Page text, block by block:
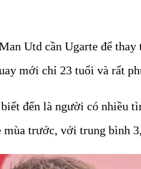
Utd cần Ugarte để thay
mới chỉ 23 tuổi và rất
đến là người có nhiều
mùa trước, với trung bình